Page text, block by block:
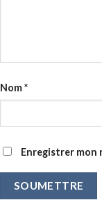
Nom*
Enregistrer mon